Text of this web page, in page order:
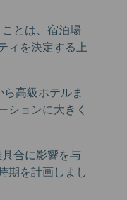
とは、宿泊場
ィを決定する上
高級ホテルま
ションに大きく
合に影響を与
期を計画しまし